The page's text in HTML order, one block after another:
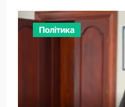
Політика